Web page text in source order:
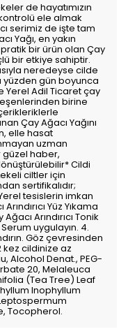
de hayatımızın
ele almak
serimiz de işte tam
Yağı, en yakın
bir ürün olan Çay
bir etkiye sahiptir.
neredeyse cilde
gün boyunca
Yerel Adil Ticaret çay
birine
Çay Ağacı Yağını
elle hasat
uzman
haber,
Cildi
ciltler için
sertifikalıdır;
tesislerin imkan
Yüz Yıkama
Arındırıcı Tonik
uygulayın. 4.
Göz çevresinden
cildinize az
Alcohol Denat., PEG-
20, Melaleuca
(Tea Tree) Leaf
Inophyllum
Tocopherol.